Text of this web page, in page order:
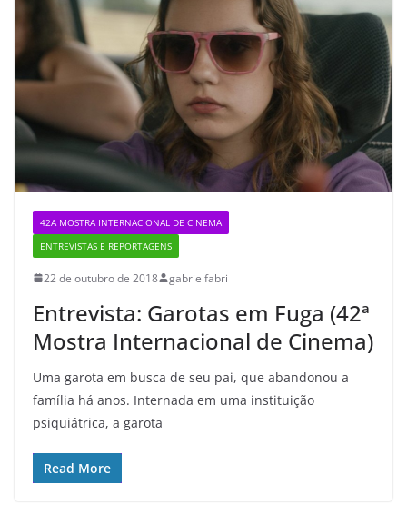
42A MOSTRA INTERNACIONAL DE CINEMA
ENTREVISTAS E REPORTAGENS
22 de outubro de 2018 gabrielfabri
Entrevista: Garotas em Fuga (42ª
Mostra Internacional de Cinema)
Uma garota em busca de seu pai, que abandonou a
família há anos. Internada em uma instituição
psiquiátrica, a garota
Read More